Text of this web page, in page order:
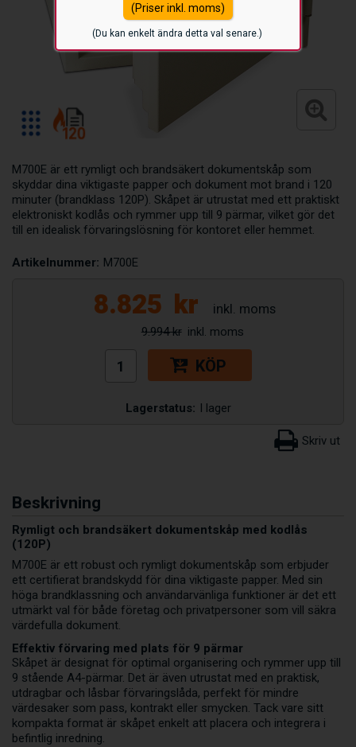
(Priser inkl. moms)
(Du kan enkelt ändra detta val senare.)
M700E är ett rymligt och brandsäkert dokumentskåp som
skyddar dina viktigaste papper och dokument mot brand i 120
minuter (brandklass 120P). Skåpet är utrustat med ett praktiskt
elektroniskt kodlås och rymmer upp till 9 pärmar, vilket gör det
till en idealisk förvaringslösning för kontoret eller hemmet.
Artikelnummer: M700E
8.825 kr
9.994 kr
KÖP
Lagerstatus: I lager
Beskrivning
Rymligt och brandsäkert dokumentskåp med kodlås
(120P)
M700E är ett robust och rymligt dokumentskåp som erbjuder
ett certifierat brandskydd för dina viktigaste papper. Med sin
höga brandklassning och användarvänliga funktioner är det ett
utmärkt val för både företag och privatpersoner som vill säkra
värdefulla dokument.
Effektiv förvaring med plats för 9 pärmar
Skåpet är designat för optimal organisering och rymmer upp till
9 stående A4-pärmar. Det är även utrustat med en praktisk,
utdragbar och låsbar förvaringslåda, perfekt för mindre
värdesaker som pass, kontrakt eller smycken. Tack vare sitt
kompakta format är skåpet enkelt att placera och integrera i
befintlig inredning.